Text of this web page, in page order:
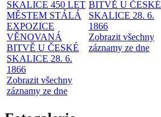
SKALICE 450 LET
MĚSTEM STÁLÁ
EXPOZICE
VĚNOVANÁ
BITVĚ U ČESKÉ
SKALICE 28. 6.
1866
Zobrazit všechny
záznamy ze dne
BITVĚ U ČESKÉ
SKALICE 28. 6.
1866
Zobrazit všechny
záznamy ze dne